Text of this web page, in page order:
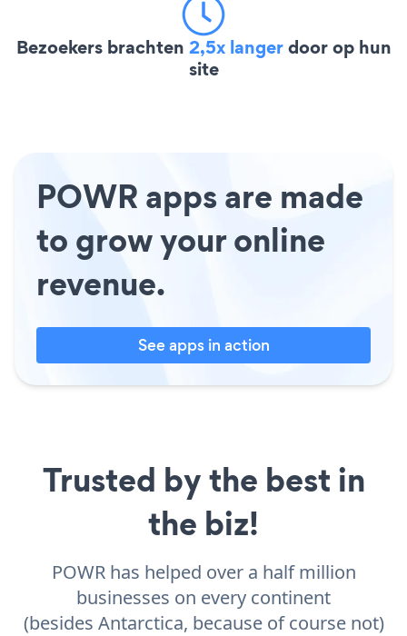
Bezoekers brachten 2,5x langerdoor op hun
site
POWR apps are made
to grow your online
revenue.
See apps in action
Trusted by the best in
the biz!
POWR has helped over a half million
businesses on every continent
(besides Antarctica, because of course not)